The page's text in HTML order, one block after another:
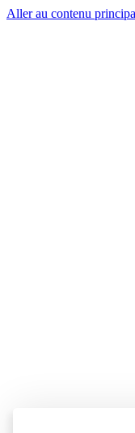
Aller au contenu